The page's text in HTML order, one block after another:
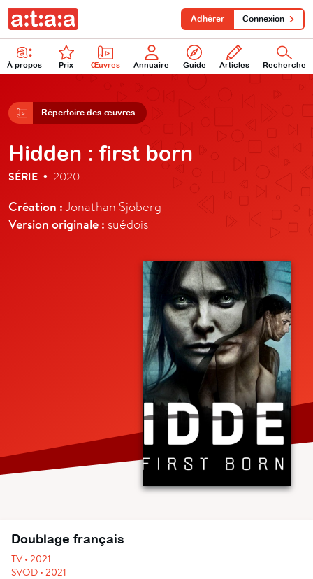
À propos Prix Œuvres Annuaire Guide Articles Recherche
Adhérer Connexion
Répertoire des œuvres
Hidden : first born
SÉRIE • 2020
Création :Jonathan Sjöberg
Version originale : suédois
Doublage français
TV • 2021
SVOD • 2021